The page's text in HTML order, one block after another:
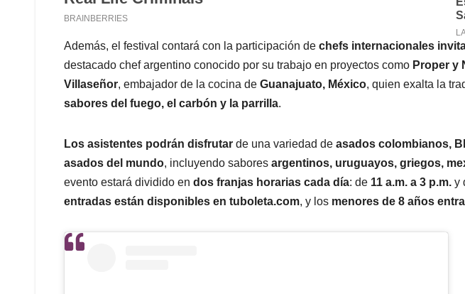
Además, el festival contará con la participación de chefs internacionales
destacado chef argentino conocido por su trabajo en proyectos como Proper y
Villaseñor, embajador de la cocina de Guanajuato, México, quien exalta la
sabores del fuego, el carbón y la parrilla.
Los asistentes podrán disfrutar de una variedad de asados colombianos,
asados del mundo, incluyendo sabores argentinos, uruguayos, griegos,
evento estará dividido en dos franjas horarias cada día: de 11 a.m. a 3 p.m. y
entradas están disponibles en tuboleta.com, y los menores de 8 años